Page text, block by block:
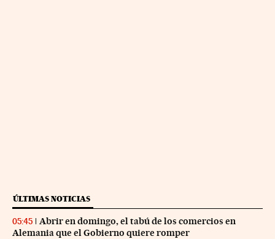
ÚLTIMAS NOTICIAS
05:45
Abrir en domingo, el tabú de los comercios en
Alemania que el Gobierno quiere romper